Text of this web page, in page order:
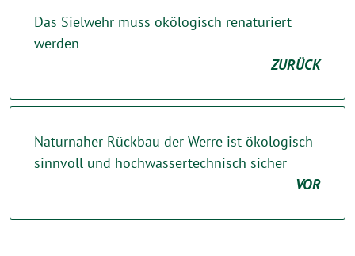
Das Sielwehr muss okölogisch renaturiert
werden
ZURÜCK
Naturnaher Rückbau der Werre ist ökologisch
sinnvoll und hochwassertechnisch sicher
VOR